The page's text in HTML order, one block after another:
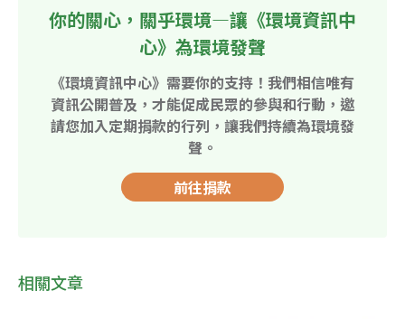
你的關心，關乎環境—讓《環境資訊中
心》為環境發聲
《環境資訊中心》需要你的支持！我們相信唯有
資訊公開普及，才能促成民眾的參與和行動，邀
請您加入定期捐款的行列，讓我們持續為環境發
聲。
前往捐款
相關文章